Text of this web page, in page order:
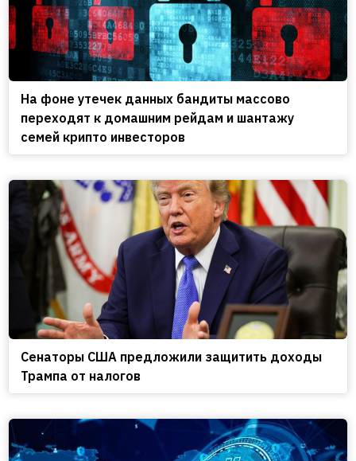
На фоне утечек данных бандиты массово
переходят к домашним рейдам и шантажу
семей крипто инвесторов
Сенаторы США предложили защитить доходы
Трампа от налогов